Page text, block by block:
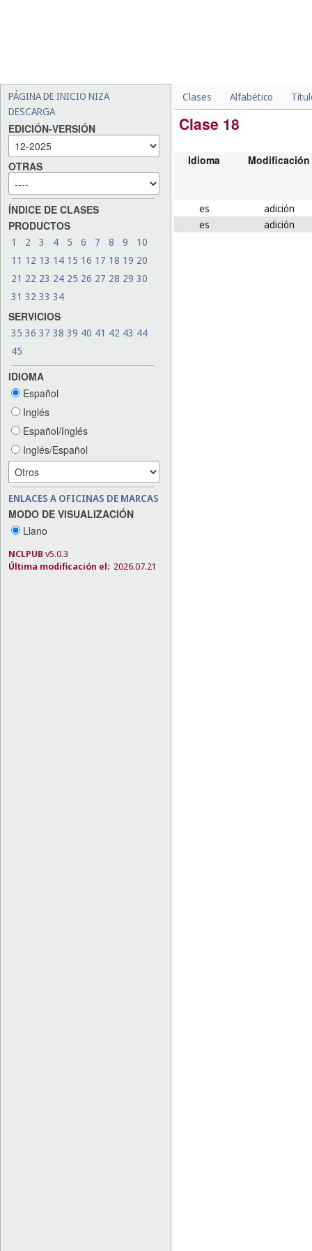
PÁGINA DE INICIO NIZA
DESCARGA
EDICIÓN-VERSIÓN
OTRAS
ÍNDICE DE CLASES
PRODUCTOS
1 2 3 4 5 6 7 8 9
10
11 12 13 14 15 16 17 18 19 20
21 22 23 24 25 26 27 28 29 30
31 32 33 34
SERVICIOS
35 36 37 38 39 40 41 42 43 44
45
IDIOMA
Español
Inglés
Español/Inglés
Inglés/Español
ENLACES A OFICINAS DE MARCAS
MODO DE VISUALIZACIÓN
Llano
NCLPUB v5.0.3
Última modificación el: 2026.07.21
Clases Alfabético
Clase 18
Idioma Modificación
es
adición
es
adición